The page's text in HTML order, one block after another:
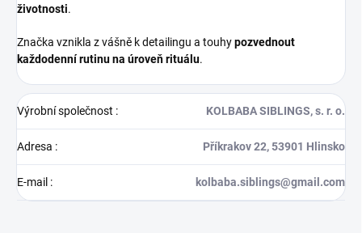
životnosti.
Značka vznikla z vášně k detailingu a touhypozvednout
každodenní rutinu na úroveň rituálu.
Výrobní společnost : KOLBABA SIBLINGS, s. r. o.
Adresa : Příkrakov 22, 53901 Hlinsko
E-mail : kolbaba.siblings@gmail.com